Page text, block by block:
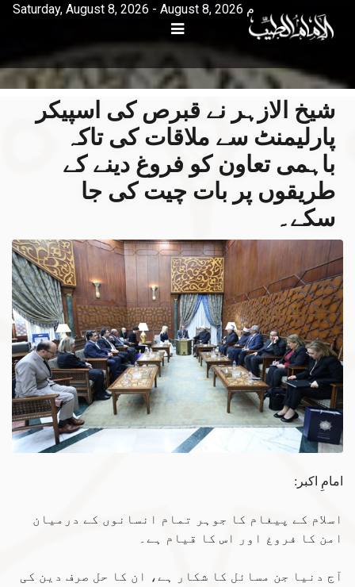
Saturday, August 8, 2026 - August 8, 2026 م
شیخ الازہر نے قبرص کی اسپیکر
پارلیمنٹ سے ملاقات کی تاکہ
باہمی تعاون کو فروغ دینے کے
طریقوں پر بات چیت کی جا
سکے۔
امامِ اکبر:
اسلام کے پیغام کا جوہر تمام انسانوں کے درمیان
امن کا فروغ اور اس کا قیام ہے۔
آج دنیا جن مسائل کا شکار ہے، ان کا حل صرف دین کی